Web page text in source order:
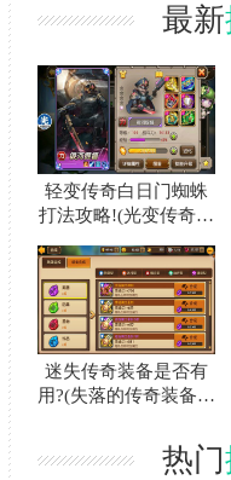
最新
轻变传奇白日门蜘蛛
打法攻略!(光变传奇白
迷失传奇装备是否有
用?(失落的传奇装备有
热门